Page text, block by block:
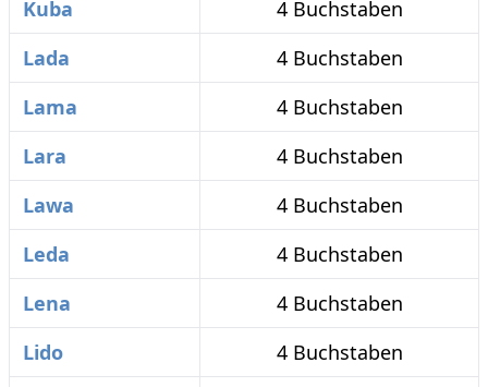
Kuba
4 Buchstaben
Lada
4 Buchstaben
Lama
4 Buchstaben
Lara
4 Buchstaben
Lawa
4 Buchstaben
Leda
4 Buchstaben
Lena
4 Buchstaben
Lido
4 Buchstaben